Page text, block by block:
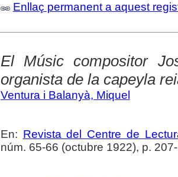
Enllaç permanent a aquest
El Músic compositor
organista de la capeyla
Ventura i Balanyà, Miquel
En: Revista del Centre de
núm. 65-66 (octubre 1922), p.